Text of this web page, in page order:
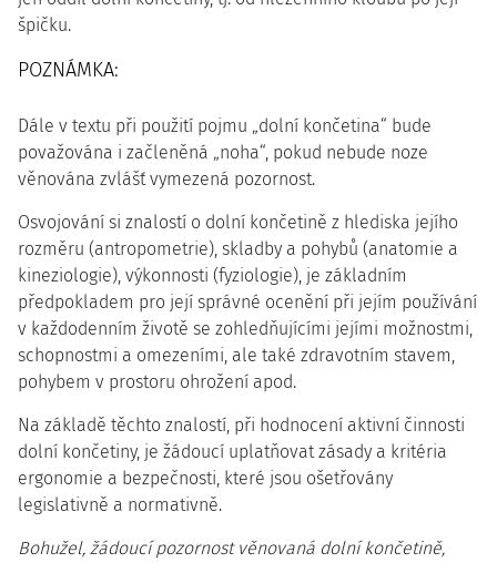
špičku.
POZNÁMKA:
Dále v textu při použití pojmu „dolní končetina“ bude
považována i začleněná „noha“, pokud nebude noze
věnována zvlášť vymezená pozornost.
Osvojování si znalostí o dolní končetině z hlediska jejího
rozměru (antropometrie), skladby a pohybů (anatomie a
kineziologie), výkonnosti (fyziologie), je základním
předpokladem pro její správné ocenění při jejím používání
v každodenním životě se zohledňujícími jejími možnostmi,
schopnostmi a omezeními, ale také zdravotním stavem,
pohybem v prostoru ohrožení apod.
Na základě těchto znalostí, při hodnocení aktivní činnosti
dolní končetiny, je žádoucí uplatňovat zásady a kritéria
ergonomie a bezpečnosti, které jsou ošetřovány
legislativně a normativně.
Bohužel, žádoucí pozornost věnovaná dolní končetině,